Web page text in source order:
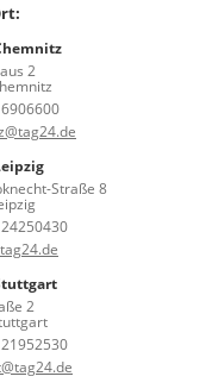
2
Straße 8
2